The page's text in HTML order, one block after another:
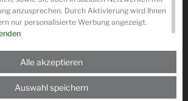
anzusprechen. Durch Aktivierung wird Ihnen
nur personalisierte Werbung angezeigt.
Alle akzeptieren
Auswahl speichern